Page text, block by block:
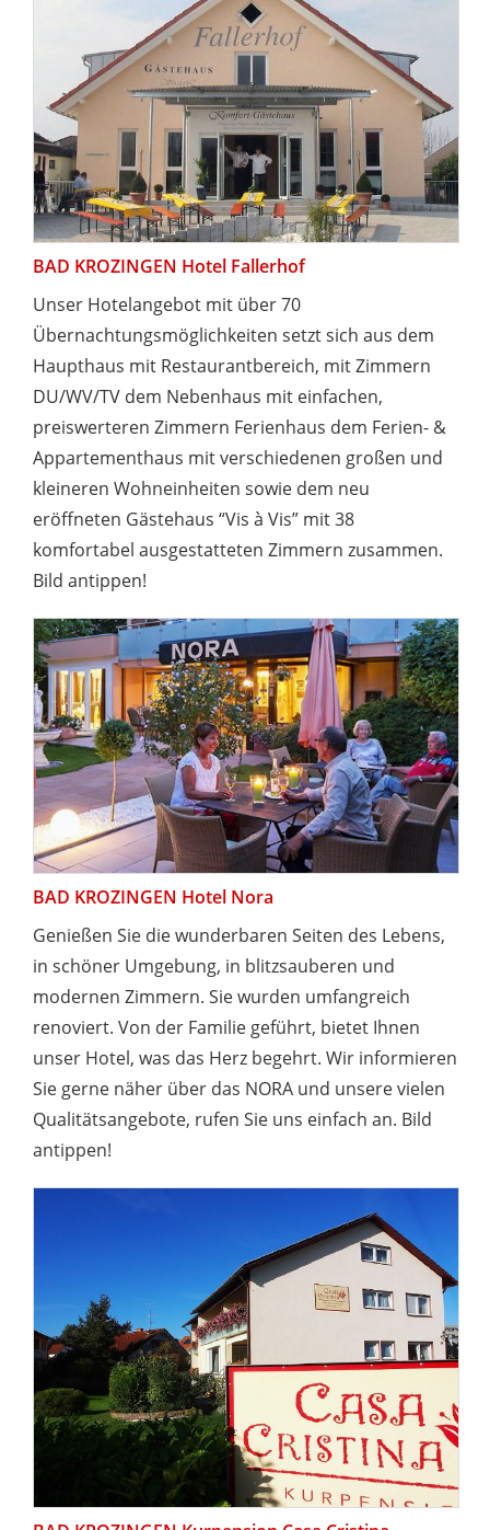
BAD KROZINGEN Hotel Fallerhof
Unser Hotelangebot mit über 70
Übernachtungsmöglichkeiten setzt sich aus dem
Haupthaus mit Restaurantbereich, mit Zimmern
DU/WV/TV dem Nebenhaus mit einfachen,
preiswerteren Zimmern Ferienhaus dem Ferien- &
Appartementhaus mit verschiedenen großen und
kleineren Wohneinheiten sowie dem neu
eröffneten Gästehaus “Vis à Vis” mit 38
komfortabel ausgestatteten Zimmern zusammen.
Bild antippen!
BAD KROZINGEN Hotel Nora
Genießen Sie die wunderbaren Seiten des Lebens,
in schöner Umgebung, in blitzsauberen und
modernen Zimmern. Sie wurden umfangreich
renoviert. Von der Familie geführt, bietet Ihnen
unser Hotel, was das Herz begehrt. Wir informieren
Sie gerne näher über das NORA und unsere vielen
Qualitätsangebote, rufen Sie uns einfach an. Bild
antippen!